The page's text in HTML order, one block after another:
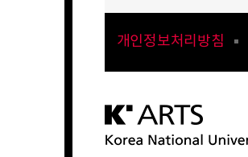
개인정보처리방침